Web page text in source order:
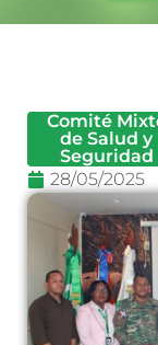
Comité
de Salud y
Seguridad
28/05/2025